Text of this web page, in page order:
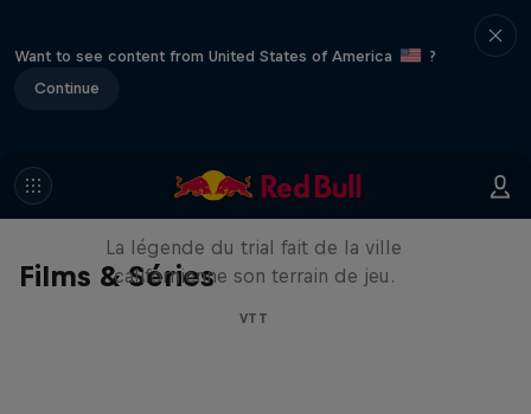
Want to see content from United States of America
?
Continue
Films & Séries
Danny MacAskill : Postcard
from San Francisco
La légende du trial fait de la ville
californienne son terrain de jeu.
VTT